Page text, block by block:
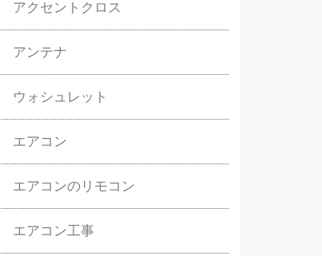
アクセントクロス
アンテナ
ウォシュレット
エアコン
エアコンのリモコン
エアコン工事